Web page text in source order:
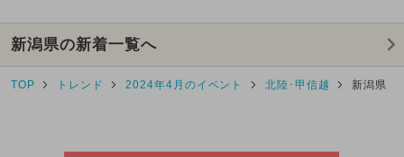
新潟県の新着一覧へ
TOP トレンド 2024年4月のイベント 北陸･甲信越 新潟県